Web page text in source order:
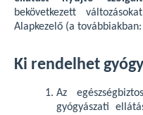
bekövetkezett
Alapkezelő (a továbbiakban:
Ki rendelhet
Az
gyógyászati